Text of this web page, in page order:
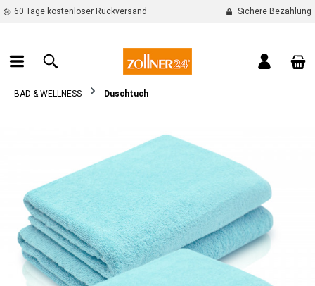
springen
60 Tage kostenloser Rückversand Sichere Bezahlung
BAD & WELLNESS Duschtuch